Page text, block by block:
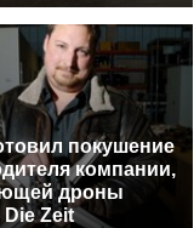
покушение
компании,
дроны
Die Zeit